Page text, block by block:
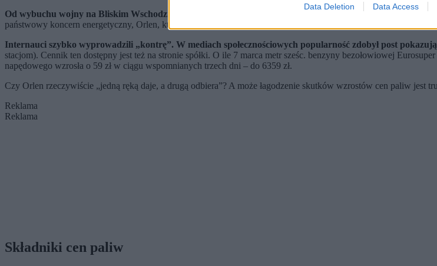
Data Deletion Data Access
Od wybuchu wojny na Bliskim Wschodzie na rynku paliw gości niepokój.
Niepokój towarzyszy też
państwowy koncern energetyczny, Orlen, który poinformował, że
Internauci szybko wyprowadzili „kontrę”. W mediach społecznościowych popularność zdobył post
stacjom). Cennik ten dostępny jest też na stronie spółki. O ile 7 marca metr sześc. benzyny bezołowiowej
napędowego wzrosła o 59 zł w ciągu wspomnianych trzech dni – do 6359 zł.
Czy Orlen rzeczywiście „jedną ręką daje, a drugą odbiera”? A może łagodzenie skutków wzrostów cen paliw jest
Reklama
Reklama
Składniki cen paliw